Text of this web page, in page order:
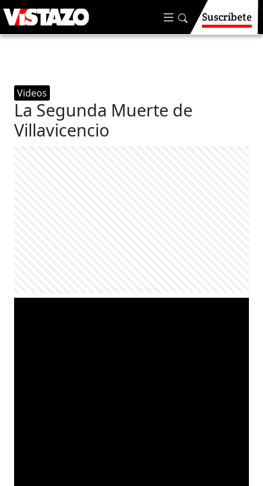
Suscríbete
Videos
La Segunda Muerte de
Villavicencio